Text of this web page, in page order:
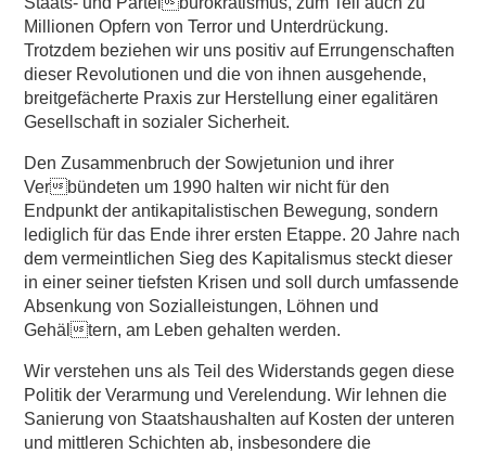
Millionen Opfern von Terror und Unterdrückung.
Trotzdem beziehen wir uns positiv auf Errungenschaften
dieser Revolutionen und die von ihnen ausgehende,
breitgefächerte Praxis zur Herstellung einer egalitären
Gesellschaft in sozialer Sicherheit.
Den Zusammenbruch der Sowjetunion und ihrer
Verbündeten um 1990 halten wir nicht für den
Endpunkt der antikapitalistischen Bewegung, sondern
lediglich für das Ende ihrer ersten Etappe. 20 Jahre nach
dem vermeintlichen Sieg des Kapitalismus steckt dieser
in einer seiner tiefsten Krisen und soll durch umfassende
Absenkung von Sozialleistungen, Löhnen und
Gehältern, am Leben gehalten werden.
Wir verstehen uns als Teil des Widerstands gegen diese
Politik der Verarmung und Verelendung. Wir lehnen die
Sanierung von Staatshaushalten auf Kosten der unteren
und mittleren Schichten ab, insbesondere die